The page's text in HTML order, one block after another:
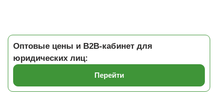
Оптовые цены и B2B-кабинет для
юридических лиц:
Перейти